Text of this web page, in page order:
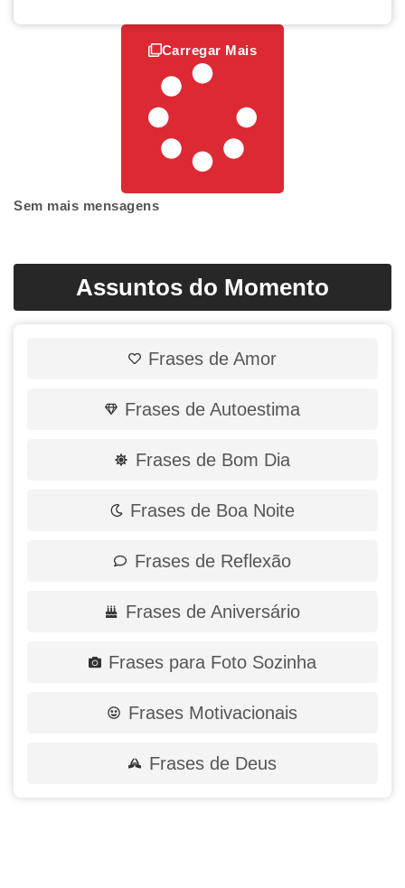
Carregar Mais
Sem mais mensagens
Assuntos do Momento
Frases de Amor
Frases de Autoestima
Frases de Bom Dia
Frases de Boa Noite
Frases de Reflexão
Frases de Aniversário
Frases para Foto Sozinha
Frases Motivacionais
Frases de Deus